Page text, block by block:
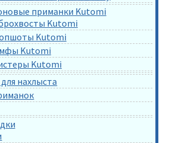
приманки Kutomi
Kutomi
Kutomi
Kutomi
Kutomi
нахлыста